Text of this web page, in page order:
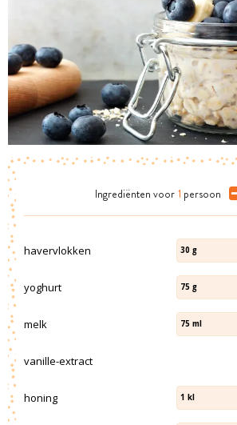
Ingrediënten voor 1 persoon
havervlokken 30 g
yoghurt 75 g
melk 75 ml
vanille-extract
honing 1 kl